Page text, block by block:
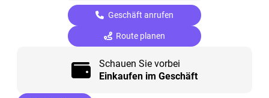
Geschäft anrufen
Route planen
Schauen Sie vorbei
Einkaufen im Geschäft